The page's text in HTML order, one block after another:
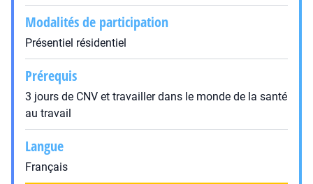
Modalités de participation
Présentiel résidentiel
Prérequis
3 jours de CNV et travailler dans le monde de la santé
au travail
Langue
Français